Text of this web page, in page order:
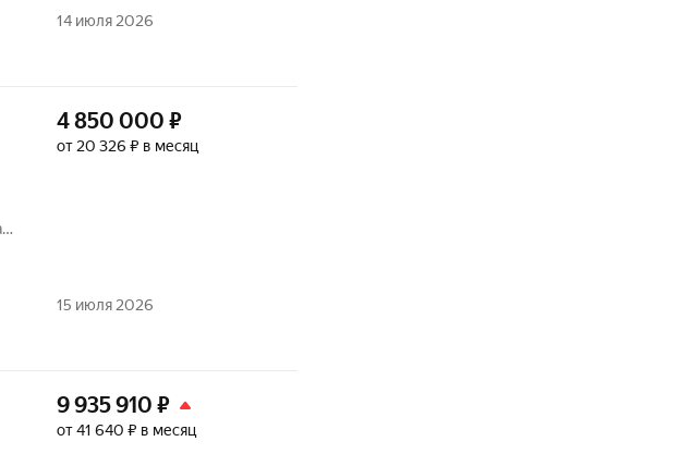
14 июля 2026
4 850 000 ₽
от 20 326 ₽ в месяц
15 июля 2026
9 935 910 ₽
от 41 640 ₽ в месяц